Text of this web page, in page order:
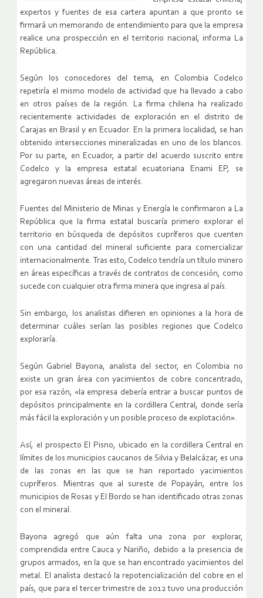
expertos y fuentes de esa cartera apuntan a que pronto se
firmará un memorando de entendimiento para que la empresa
realice una prospección en el territorio nacional, informa La
República.
Según los conocedores del tema, en Colombia Codelco
repetiría el mismo modelo de actividad que ha llevado a cabo
en otros países de la región. La firma chilena ha realizado
recientemente actividades de exploración en el distrito de
Carajas en Brasil y en Ecuador. En la primera localidad, se han
obtenido intersecciones mineralizadas en uno de los blancos.
Por su parte, en Ecuador, a partir del acuerdo suscrito entre
Codelco y la empresa estatal ecuatoriana Enami EP, se
agregaron nuevas áreas de interés.
Fuentes del Ministerio de Minas y Energía le confirmaron a La
República que la firma estatal buscaría primero explorar el
territorio en búsqueda de depósitos cupríferos que cuenten
con una cantidad del mineral suficiente para comercializar
internacionalmente. Tras esto, Codelco tendría un título minero
en áreas específicas a través de contratos de concesión, como
sucede con cualquier otra firma minera que ingresa al país.
Sin embargo, los analistas difieren en opiniones a la hora de
determinar cuáles serían las posibles regiones que Codelco
exploraría.
Según Gabriel Bayona, analista del sector, en Colombia no
existe un gran área con yacimientos de cobre concentrado,
por esa razón, «la empresa debería entrar a buscar puntos de
depósitos principalmente en la cordillera Central, donde sería
más fácil la exploración y un posible proceso de explotación».
Así, el prospecto El Pisno, ubicado en la cordillera Central en
límites de los municipios caucanos de Silvia y Belalcázar, es una
de las zonas en las que se han reportado yacimientos
cupríferos. Mientras que al sureste de Popayán, entre los
municipios de Rosas y El Bordo se han identificado otras zonas
con el mineral.
Bayona agregó que aún falta una zona por explorar,
comprendida entre Cauca y Nariño, debido a la presencia de
grupos armados, en la que se han encontrado yacimientos del
metal. El analista destacó la repotencialización del cobre en el
país, que para el tercer trimestre de 2012 tuvo una producción